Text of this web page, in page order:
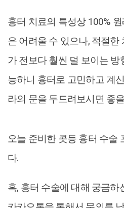
흉터 치료의 특성상 100%
은 어려울 수 있으나, 적절한
가 전보다 훨씬 덜 보이는
능하니 흉터로 고민하고 계
라의 문을 두드려보시면 좋
오늘 준비한 콧등 흉터 수술
다.
혹, 흉터 수술에 대해 궁금하